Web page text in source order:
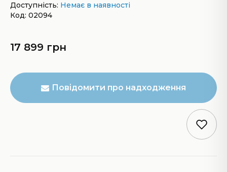
Доступність: Немає в наявності
Код: 02094
17 899 грн
Повідомити про надходження